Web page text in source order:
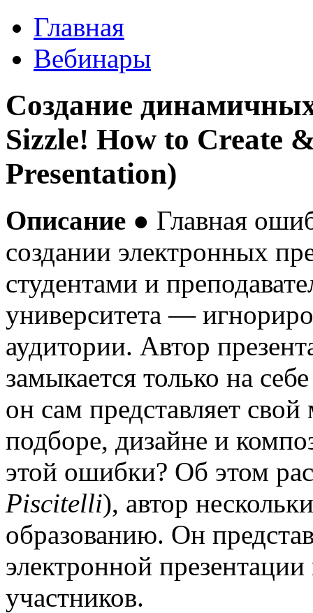
Главная
Вебинары
Создание
Sizzle! How to Create
Presentation)
Описание ● Главная
создании электронных
студентами и
университета —
аудитории. Автор
замыкается только на
он сам представляет
подборе, дизайне и
этой ошибки? Об этом
Piscitelli), автор
образованию. Он
электронной
участников.